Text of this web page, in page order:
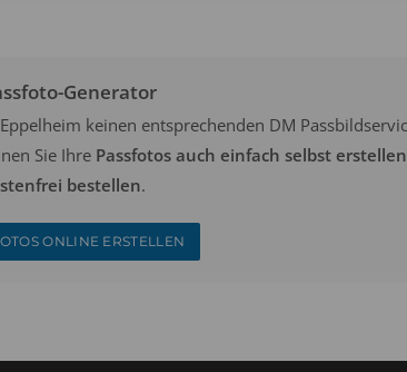
Generator
keinen entsprechenden DM
Sie Ihre Passfotos auch einfach selbst erstellen
bestellen.
ONLINE ERSTELLEN